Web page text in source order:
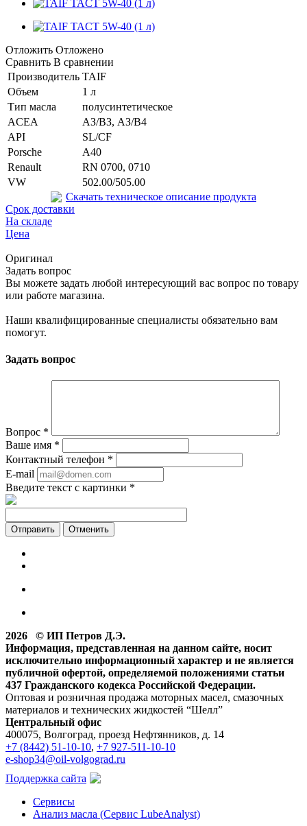
Отложить Отложено
Сравнить В сравнении
Производитель TAIF
Объем
1 л
Тип масла
полусинтетическое
ACEA
АЗ/ВЗ, АЗ/В4
API
SL/CF
Porsche
A40
Renault
RN 0700, 0710
VW
502.00/505.00
Скачать техническое описание продукта
Срок доставки
На складе
Цена
Оригинал
Задать вопрос
Вы можете задать любой интересующий вас вопрос по товару
или работе магазина.
Наши квалифицированные специалисты обязательно вам
помогут.
Задать вопрос
Вопрос *
Ваше имя *
Контактный телефон *
E-mail
Введите текст с картинки *
Отменить
2026 © ИП Петров Д.Э.
Информация, представленная на данном сайте, носит
исключительно информационный характер и не является
публичной офертой, определяемой положениями статьи
437 Гражданского кодекса Российской Федерации.
Оптовая и розничная продажа моторных масел, смазочных
материалов и технических жидкостей “Шелл”
Центральный офис
400075, Волгоград, проезд Нефтянников, д. 14
+7 (8442) 51-10-10, +7 927-511-10-10
e-shop34@oil-volgograd.ru
Поддержка сайта
Сервисы
Анализ масла (Сервис LubeAnalyst)